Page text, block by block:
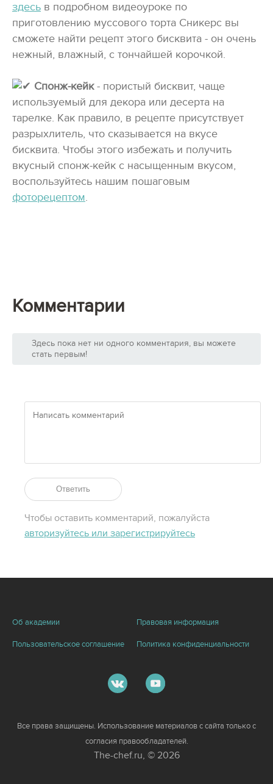
здесь в подробном видеоуроке по
приготовлению муссового торта Сникерс вы
сможете найти рецепт этого бисквита - он очень
нежный, влажный, с тончайшей корочкой.
Спонж-кейк- пористый бисквит, чаще
используемый для декора или десерта на
тарелке. Как правило, в рецепте присутствует
разрыхлитель, что сказывается на вкусе
бисквита. Чтобы этого избежать и получить
вкусный спонж-кейк с насыщенным вкусом,
воспользуйтесь нашим пошаговым
фоторецептом.
Комментарии
Здесь пока нет ни одного комментария, вы можете
стать первым!
Ответить
Чтобы оставить комментарий, пожалуйста
авторизуйтесь или зарегистрируйтесь
Об академии Правовая информация
Пользовательское соглашение Политика конфиденциальности
Все права защищены. Использование материалов с сайта только с
согласия правообладателей.
The-chef.ru, © 2026